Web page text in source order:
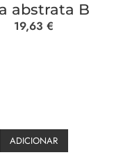
abstrata B
19,63€
ADICIONAR